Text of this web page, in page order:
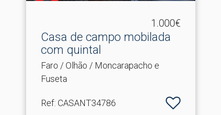
1.000€
Casa de campo mobilada
com quintal
Faro / Olhão / Moncarapacho e
Fuseta
Ref: CASANT34786